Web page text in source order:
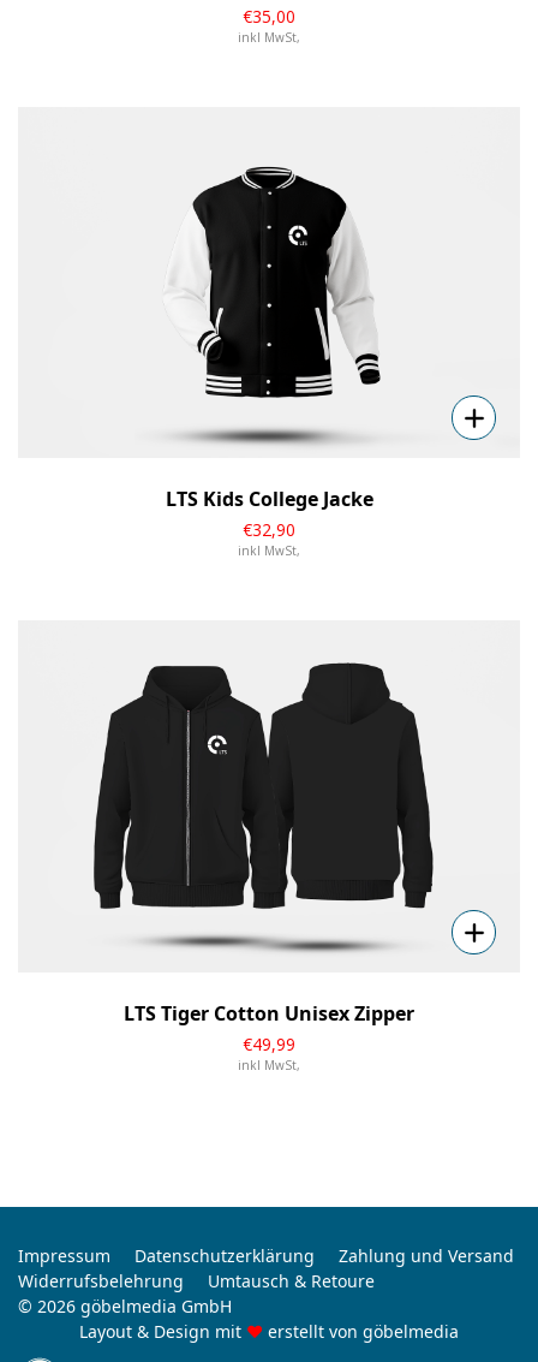
€35,00
inkl MwSt,
LTS Kids College Jacke
€32,90
inkl MwSt,
LTS Tiger Cotton Unisex Zipper
€49,99
inkl MwSt,
Impressum Datenschutzerklärung
Zahlung und Versand
Widerrufsbelehrung
Umtausch & Retoure
© 2026 göbelmedia GmbH
Layout & Design mit ♥ erstellt von göbelmedia